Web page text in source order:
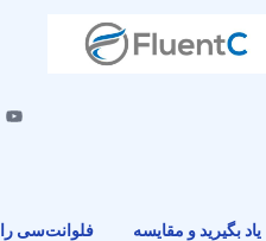
فلوانت‌سی را
یاد بگیرید و مقایسه